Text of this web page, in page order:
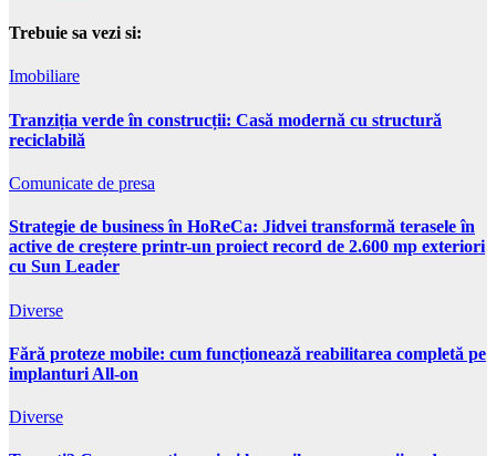
Trebuie sa vezi si:
Imobiliare
Tranziția verde în construcții: Casă modernă cu structură
reciclabilă
Comunicate de presa
Strategie de business în HoReCa: Jidvei transformă terasele în
active de creștere printr-un proiect record de 2.600 mp exteriori
cu Sun Leader
Diverse
Fără proteze mobile: cum funcționează reabilitarea completă pe
implanturi All-on
Diverse